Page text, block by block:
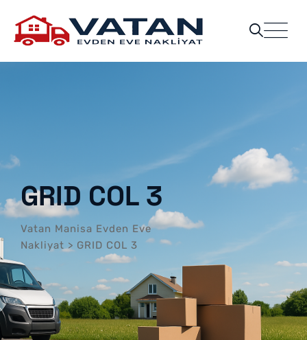
GRID COL 3
Vatan Manisa Evden Eve
Nakliyat > GRID COL 3